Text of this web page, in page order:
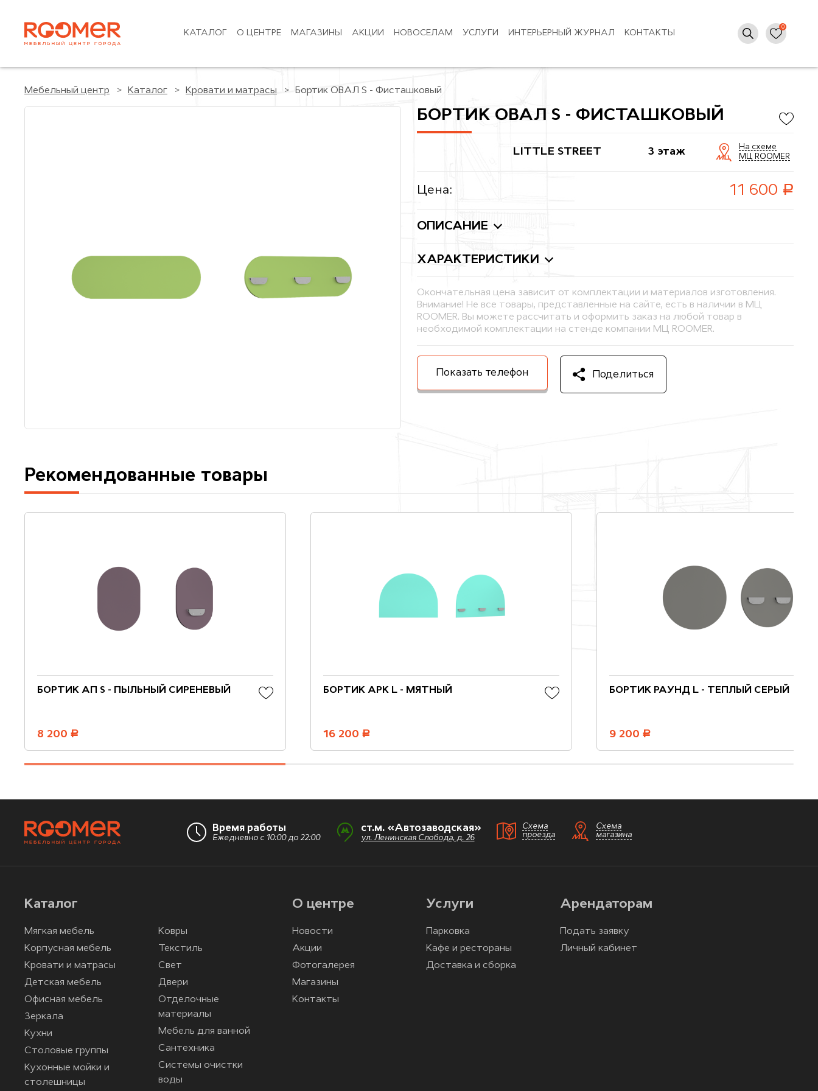
КАТАЛОГ О ЦЕНТРЕ МАГАЗИНЫ АКЦИИ НОВОСЕЛАМ УСЛУГИ ИНТЕРЬЕРНЫЙ ЖУРНАЛ КОНТАКТЫ
Мебельный центр Каталог Кровати и матрасы Бортик ОВАЛ S - Фисташковый
БОРТИК ОВАЛ S - ФИСТАШКОВЫЙ
LITTLE STREET 3 этаж
На схеме
МЦ ROOMER
Цена: 11 600 руб.
ОПИСАНИЕ
ХАРАКТЕРИСТИКИ
Окончательная цена зависит от комплектации и материалов изготовления.
Внимание! Не все товары, представленные на сайте, есть в наличии в МЦ
ROOMER. Вы можете рассчитать и оформить заказ на любой товар в
необходимой комплектации на стенде компании МЦ ROOMER.
Показать телефон Поделиться
Рекомендованные товары
БОРТИК АП S - ПЫЛЬНЫЙ СИРЕНЕВЫЙ
8 200 руб.
БОРТИК АРК L - МЯТНЫЙ
16 200 руб.
БОРТИК РАУНД L - ТЕПЛЫЙ СЕРЫЙ
9 200 руб.
Время работы
Ежедневно с 10:00 до 22:00
ст.м. «Автозаводская»
ул. Ленинская Слобода, д. 26
Схема
проезда
Схема
магазина
Каталог
Мягкая мебель
Корпусная мебель
Кровати и матрасы
Детская мебель
Офисная мебель
Зеркала
Кухни
Столовые группы
Кухонные мойки и
столешницы
Ковры
Текстиль
Свет
Двери
Отделочные
материалы
Мебель для ванной
Сантехника
Системы очистки
воды
О центре
Новости
Акции
Фотогалерея
Магазины
Контакты
Услуги
Парковка
Кафе и рестораны
Доставка и сборка
Арендаторам
Подать заявку
Личный кабинет